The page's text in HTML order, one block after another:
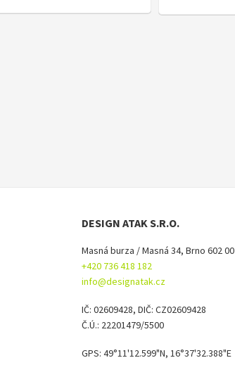
DESIGN ATAK S.R.O.
Masná burza / Masná 34, Brno 602 00
+420 736 418 182
info@designatak.cz
IČ: 02609428, DIČ: CZ02609428
Č.Ú.: 22201479/5500
GPS: 49°11'12.599"N, 16°37'32.388"E